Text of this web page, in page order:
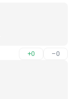
+0 –0